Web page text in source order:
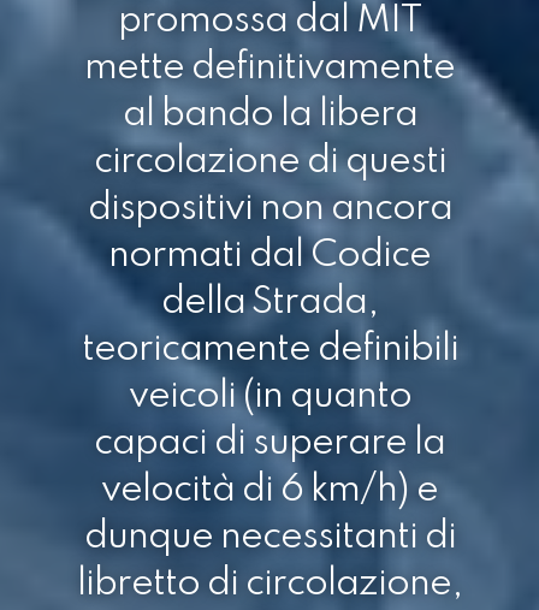
promossa dal MIT
mette definitivamente
al bando la libera
circolazione di questi
dispositivi non ancora
normati dal Codice
della Strada,
teoricamente definibili
veicoli (in quanto
capaci di superare la
velocità di 6 km/h) e
dunque necessitanti di
libretto di circolazione,